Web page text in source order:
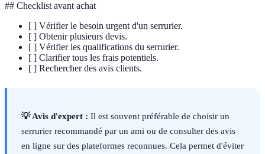
## Checklist avant achat
[ ] Vérifier le besoin urgent d'un serrurier.
[ ] Obtenir plusieurs devis.
[ ] Vérifier les qualifications du serrurier.
[ ] Clarifier tous les frais potentiels.
[ ] Rechercher des avis clients.
💡 Avis d'expert : Il est souvent préférable de choisir un
serrurier recommandé par un ami ou de consulter des avis
en ligne sur des plateformes reconnues. Cela permet d'éviter